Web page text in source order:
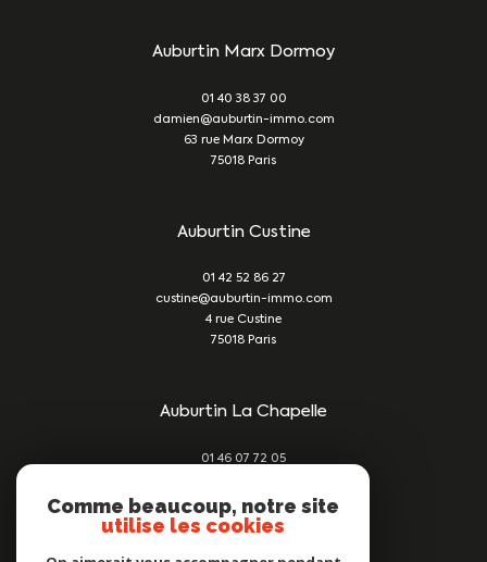
Auburtin Marx Dormoy
01 40 38 37 00
damien@auburtin-immo.com
63 rue Marx Dormoy
75018
Paris
Auburtin Custine
01 42 52 86 27
custine@auburtin-immo.com
4 rue Custine
75018
Paris
Auburtin La Chapelle
01 46 07 72 05
209 rue du Faubourg St Denis
75010 Paris
Comme beaucoup, notre site
utilise les cookies